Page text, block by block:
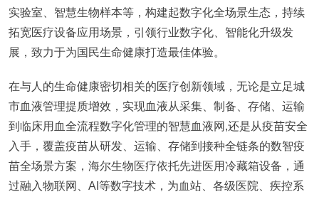
实验室、智慧生物样本等，构建起数字化全场景生态，持续
拓宽医疗设备应用场景，引领行业数字化、智能化升级发
展，致力于为国民生命健康打造最佳体验。
在与人的生命健康密切相关的医疗创新领域，无论是立足城
市血液管理提质增效，实现血液从采集、制备、存储、运输
到临床用血全流程数字化管理的智慧血液网,还是从疫苗安全
入手，覆盖疫苗从研发、运输、存储到接种全链条的数智疫
苗全场景方案，海尔生物医疗依托先进医用冷藏箱设备，通
过融入物联网、AI等数字技术，为血站、各级医院、疾控系